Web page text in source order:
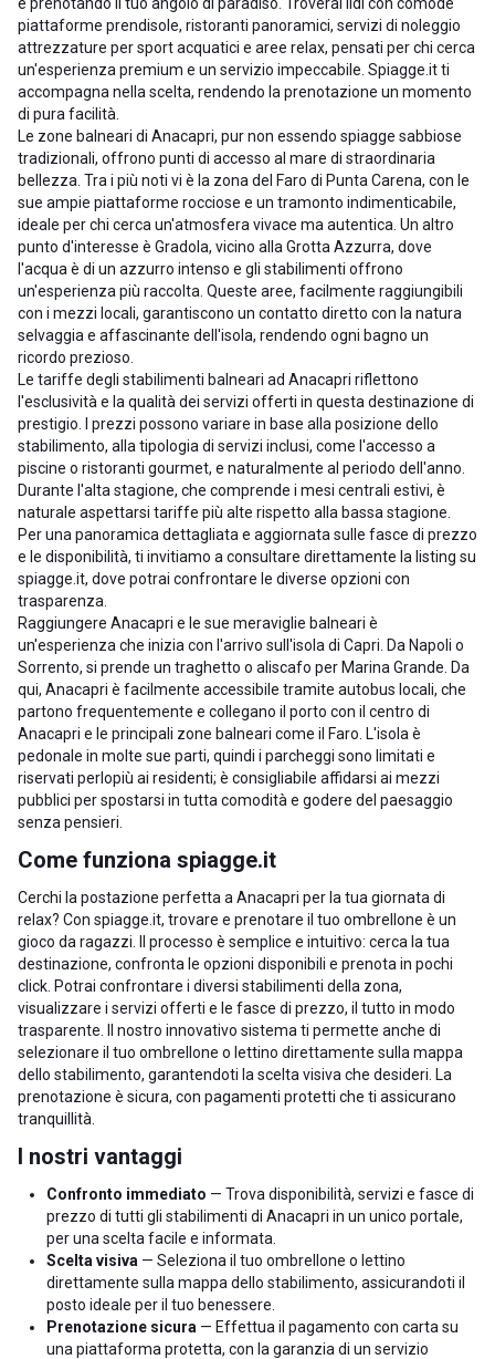
piattaforme prendisole, ristoranti panoramici, servizi di noleggio
attrezzature per sport acquatici e aree relax, pensati per chi cerca
un'esperienza premium e un servizio impeccabile. Spiagge.it ti
accompagna nella scelta, rendendo la prenotazione un momento
di pura facilità.
Le zone balneari di Anacapri, pur non essendo spiagge sabbiose
tradizionali, offrono punti di accesso al mare di straordinaria
bellezza. Tra i più noti vi è la zona del Faro di Punta Carena, con le
sue ampie piattaforme rocciose e un tramonto indimenticabile,
ideale per chi cerca un'atmosfera vivace ma autentica. Un altro
punto d'interesse è Gradola, vicino alla Grotta Azzurra, dove
l'acqua è di un azzurro intenso e gli stabilimenti offrono
un'esperienza più raccolta. Queste aree, facilmente raggiungibili
con i mezzi locali, garantiscono un contatto diretto con la natura
selvaggia e affascinante dell'isola, rendendo ogni bagno un
ricordo prezioso.
Le tariffe degli stabilimenti balneari ad Anacapri riflettono
l'esclusività e la qualità dei servizi offerti in questa destinazione di
prestigio. I prezzi possono variare in base alla posizione dello
stabilimento, alla tipologia di servizi inclusi, come l'accesso a
piscine o ristoranti gourmet, e naturalmente al periodo dell'anno.
Durante l'alta stagione, che comprende i mesi centrali estivi, è
naturale aspettarsi tariffe più alte rispetto alla bassa stagione.
Per una panoramica dettagliata e aggiornata sulle fasce di prezzo
e le disponibilità, ti invitiamo a consultare direttamente la listing su
spiagge.it, dove potrai confrontare le diverse opzioni con
trasparenza.
Raggiungere Anacapri e le sue meraviglie balneari è
un'esperienza che inizia con l'arrivo sull'isola di Capri. Da Napoli o
Sorrento, si prende un traghetto o aliscafo per Marina Grande. Da
qui, Anacapri è facilmente accessibile tramite autobus locali, che
partono frequentemente e collegano il porto con il centro di
Anacapri e le principali zone balneari come il Faro. L'isola è
pedonale in molte sue parti, quindi i parcheggi sono limitati e
riservati perlopiù ai residenti; è consigliabile affidarsi ai mezzi
pubblici per spostarsi in tutta comodità e godere del paesaggio
senza pensieri.
Come funziona spiagge.it
Cerchi la postazione perfetta a Anacapri per la tua giornata di
relax? Con spiagge.it, trovare e prenotare il tuo ombrellone è un
gioco da ragazzi. Il processo è semplice e intuitivo: cerca la tua
destinazione, confronta le opzioni disponibili e prenota in pochi
click. Potrai confrontare i diversi stabilimenti della zona,
visualizzare i servizi offerti e le fasce di prezzo, il tutto in modo
trasparente. Il nostro innovativo sistema ti permette anche di
selezionare il tuo ombrellone o lettino direttamente sulla mappa
dello stabilimento, garantendoti la scelta visiva che desideri. La
prenotazione è sicura, con pagamenti protetti che ti assicurano
tranquillità.
I nostri vantaggi
Confronto immediato — Trova disponibilità, servizi e fasce di
prezzo di tutti gli stabilimenti di Anacapri in un unico portale,
per una scelta facile e informata.
Scelta visiva — Seleziona il tuo ombrellone o lettino
direttamente sulla mappa dello stabilimento, assicurandoti il
posto ideale per il tuo benessere.
Prenotazione sicura — Effettua il pagamento con carta su
una piattaforma protetta, con la garanzia di un servizio